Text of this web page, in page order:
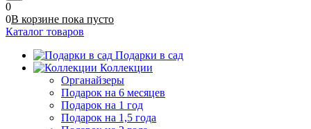
0
0В корзине пока пусто
Каталог товаров
Подарки в сад
Коллекции
Органайзеры
Подарок на 6 месяцев
Подарок на 1 год
Подарок на 1,5 года